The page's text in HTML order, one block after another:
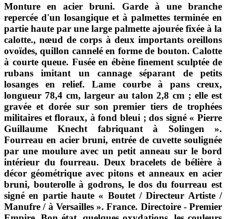
Monture en acier bruni. Garde à une branche
repercée d'un losangique et à palmettes terminée en
partie haute par une large palmette ajourée fixée à la
calotte., nœud de corps à deux importants oreillons
ovoïdes, quillon cannelé en forme de bouton. Calotte
à courte queue. Fusée en ébène finement sculptée de
rubans imitant un cannage séparant de petits
losanges en relief. Lame courbe à pans creux,
longueur 78,4 cm, largeur au talon 2,8 cm ; elle est
gravée et dorée sur son premier tiers de trophées
militaires et floraux, à fond bleui ; dos signé « Pierre
Guillaume Knecht fabriquant à Solingen ».
Fourreau en acier bruni, entrée de cuvette soulignée
par une moulure avec un petit anneau sur le bord
intérieur du fourreau. Deux bracelets de bélière à
décor géométrique avec pitons et anneaux en acier
bruni, bouterolle à godrons, le dos du fourreau est
signé en partie haute « Boutet / Directeur Artiste /
Manufre / à Versailles ». France. Directoire - Premier